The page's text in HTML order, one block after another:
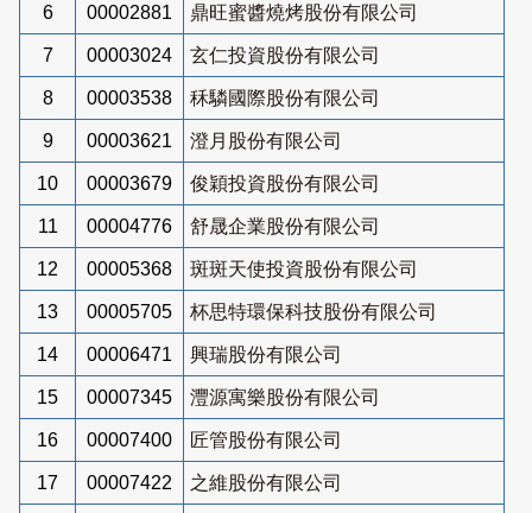
6 00002881 鼎旺蜜醬燒烤股份有限公司
7 00003024 玄仁投資股份有限公司
8 00003538 秝驎國際股份有限公司
9 00003621 澄月股份有限公司
10 00003679 俊穎投資股份有限公司
11 00004776 舒晟企業股份有限公司
12 00005368 斑斑天使投資股份有限公司
13 00005705 杯思特環保科技股份有限公司
14 00006471 興瑞股份有限公司
15 00007345 灃源寓樂股份有限公司
16 00007400 匠管股份有限公司
17 00007422 之維股份有限公司